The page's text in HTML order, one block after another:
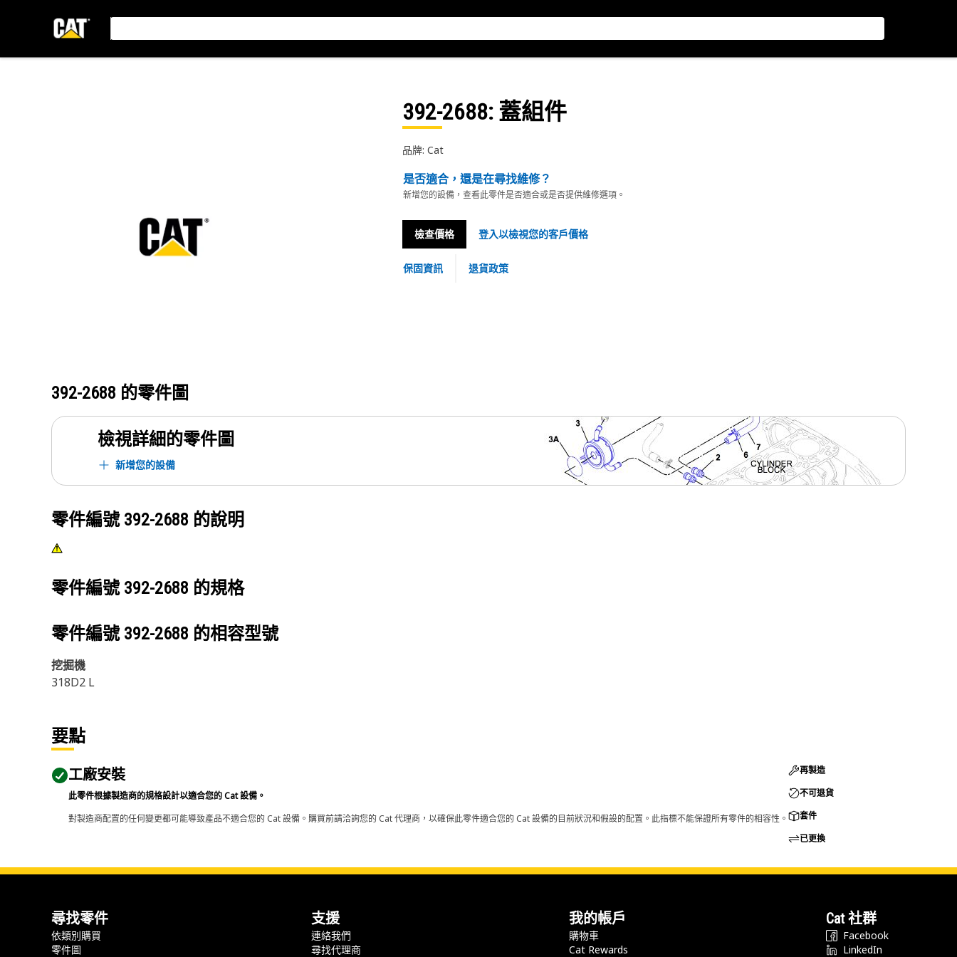
392-2688: 蓋組件
品牌: Cat
是否適合，還是在尋找維修？
新增您的設備，查看此零件是否適合或是否提供維修選項。
檢查價格 登入以檢視您的客戶價格
保固資訊 退貨政策
392-2688 的零件圖
檢視詳細的零件圖
新增您的設備
零件編號 392-2688 的說明
零件編號 392-2688 的規格
零件編號 392-2688 的相容型號
挖掘機
318D2 L
要點
工廠安裝
此零件根據製造商的規格設計以適合您的 Cat 設備。
對製造商配置的任何變更都可能導致產品不適合您的 Cat 設備。購買前請洽詢您的 Cat 代理商，以確保此零件適合您的 Cat 設備的目前狀況和假設的配置。此指標不能保證所有零件的相容性。
再製造
不可退貨
套件
已更換
尋找零件
依類別購買
零件圖
支援
連絡我們
尋找代理商
我的帳戶
購物車
Cat Rewards
Cat 社群
Facebook
LinkedIn